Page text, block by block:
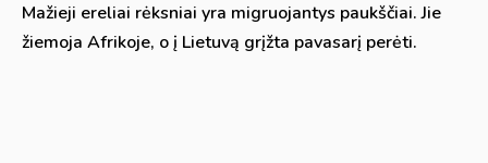
Mažieji ereliai rėksniai yra migruojantys paukščiai. Jie
žiemoja Afrikoje, o į Lietuvą grįžta pavasarį perėti.